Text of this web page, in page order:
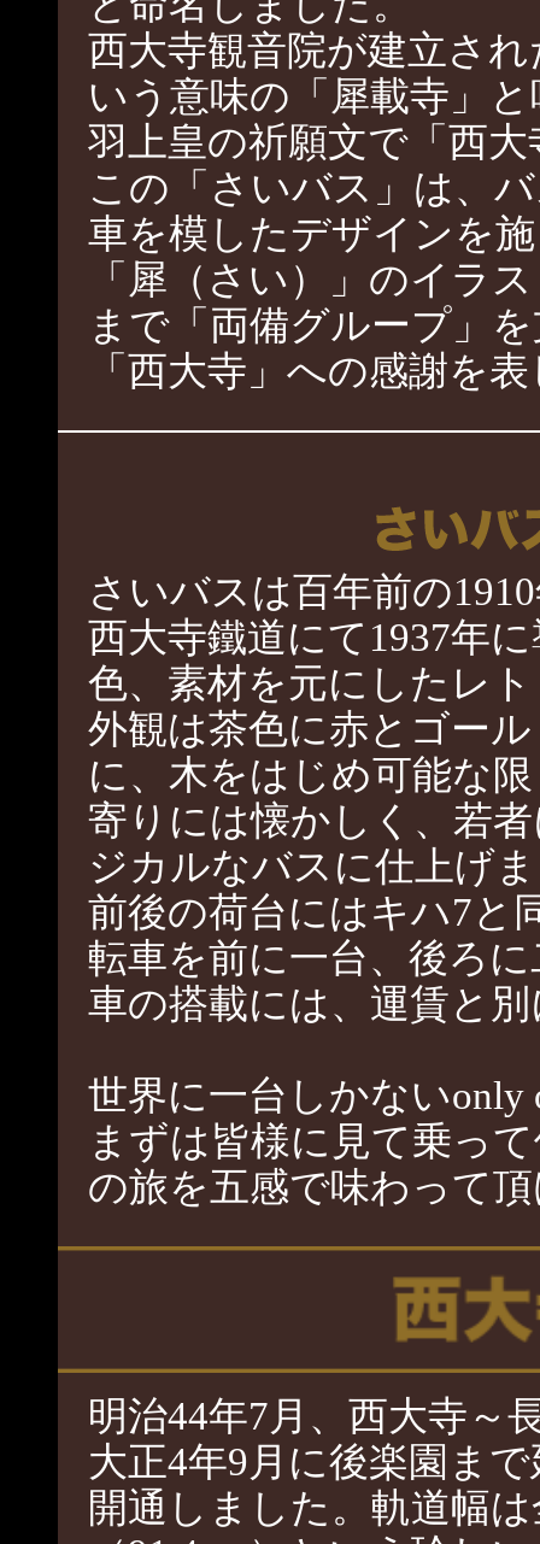
西大寺観音院が建立さ
いう意味の「犀載寺」
羽上皇の祈願文で「西
この「さいバス」は、
車を模したデザインを
「犀（さい）」のイラ
まで「両備グループ」
「西大寺」への感謝を
さいバスは百年前の
西大寺鐵道にて1937年
色、素材を元にしたレ
外観は茶色に赤とゴー
に、木をはじめ可能な
寄りには懐かしく、若
ジカルなバスに仕上げ
前後の荷台にはキハ7と
転車を前に一台、後ろ
車の搭載には、運賃と
世界に一台しかないonly
まずは皆様に見て乗っ
の旅を五感で味わって
明治44年7月、西大寺～
大正4年9月に後楽園ま
開通しました。軌道幅